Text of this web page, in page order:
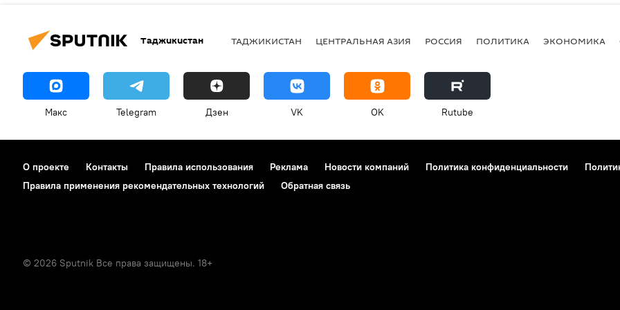
Таджикистан ТАДЖИКИСТАН ЦЕНТРАЛЬНАЯ АЗИЯ РОССИЯ ПОЛИТИКА ЭКОНОМИКА
Макс Telegram Дзен VK OK Rutube
О проекте Контакты Правила использования Реклама Новости компаний Политика конфиденциальности
Правила применения рекомендательных технологий
Обратная связь
© 2026 Sputnik Все права защищены. 18+